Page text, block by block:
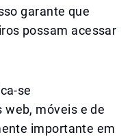
garante que
possam acessar
se
móveis e de
importante em